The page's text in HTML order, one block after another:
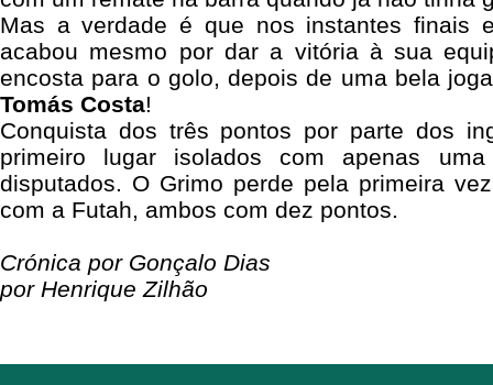
Mas a verdade é que nos instantes finais
acabou mesmo por dar a vitória à sua
encosta para o golo, depois de uma bela
Tomás Costa!
Conquista dos três pontos por parte dos
primeiro lugar isolados com apenas
disputados. O Grimo perde pela primeira
com a Futah, ambos com dez pontos.
Crónica por Gonçalo Dias
por Henrique Zilhão